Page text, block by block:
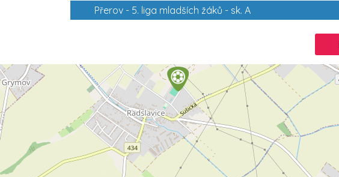
Přerov - 5. liga mladších žáků - sk. A